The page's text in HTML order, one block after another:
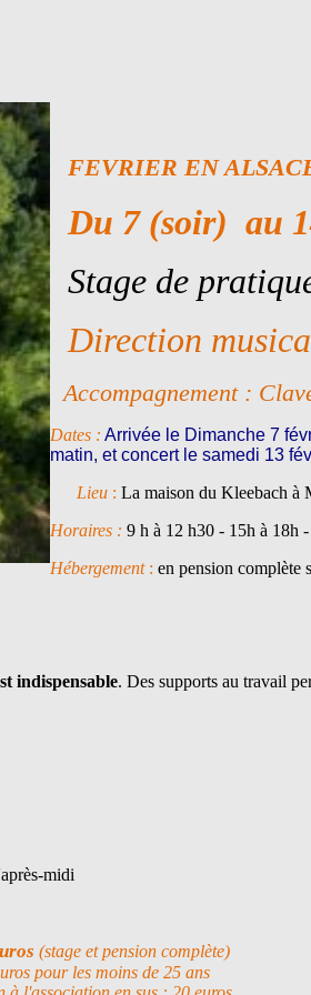
FEVRIER EN
Du 7 (soir) au
Stage de
Direction
Accompagnement :
Dates : Arrivée le Dimanche 7
matin, et concert le samedi 13
Lieu : La maison du Kleebach à
Horaires : 9 h à 12 h30 - 15h à 18h -
Hébergement : en pension complète
indispensable. Des supports au travail
midi
(stage et pension complète)
pour les moins de 25 ans